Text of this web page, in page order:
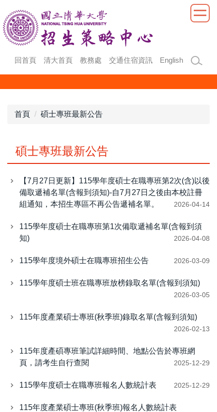
到
主
要
回首頁 清大首頁 教務處 交通住宿資訊 English
首頁 碩士專班最新公告
碩士專班最新公告
【7月27日更新】115學年度碩士在職專班第2次(含)以後
備取遞補名單(含報到須知)-自7月27日之後由本校註冊
組通知，本招生專區不再公告遞補名單。
2026-04-14
115學年度碩士在職專班第1次備取遞補名單(含報到須
知)
2026-04-08
115學年度境外碩士在職專班招生公告 2026-03-09
115學年度碩士班在職專班放榜錄取名單(含報到須知)
2026-03-05
115年度產業碩士專班(秋季班)錄取名單(含報到須知)
2026-02-13
115年度產碩專班筆試詳細時間、地點公告於專班網
頁，請考生自行查閱
2025-12-29
115學年度碩士在職專班報名人數統計表 2025-12-29
115年度產業碩士專班(秋季班)報名人數統計表